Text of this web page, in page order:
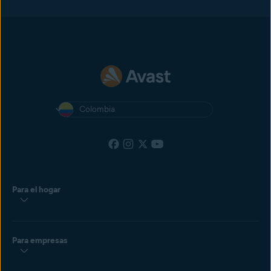
Colombia
Para el hogar
Para empresas